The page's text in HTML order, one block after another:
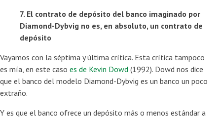
7. El contrato de depósito del banco imaginado por
Diamond-Dybvig no es, en absoluto, un contrato de
depósito
Vayamos con la séptima y última crítica. Esta crítica tampoco
es mía, en este caso es de Kevin Dowd (1992). Dowd nos dice
que el banco del modelo Diamond-Dybvig es un banco un poco
extraño.
Y es que el banco ofrece un depósito más o menos estándar a